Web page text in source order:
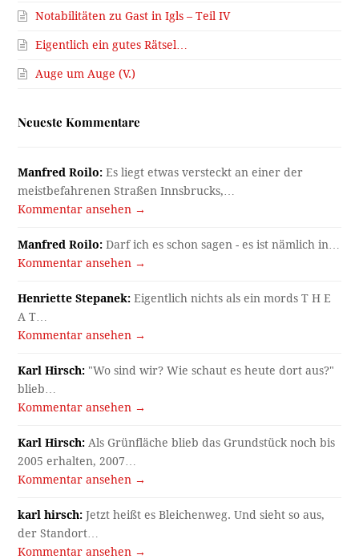
Notabilitäten zu Gast in Igls – Teil IV
Eigentlich ein gutes Rätsel…
Auge um Auge (V.)
Neueste Kommentare
Manfred Roilo: Es liegt etwas versteckt an einer der
meistbefahrenen Straßen Innsbrucks,…
Kommentar ansehen →
Manfred Roilo: Darf ich es schon sagen - es ist nämlich in…
Kommentar ansehen →
Henriette Stepanek: Eigentlich nichts als ein mords T H E
A T…
Kommentar ansehen →
Karl Hirsch: "Wo sind wir? Wie schaut es heute dort aus?"
blieb…
Kommentar ansehen →
Karl Hirsch: Als Grünfläche blieb das Grundstück noch bis
2005 erhalten, 2007…
Kommentar ansehen →
karl hirsch: Jetzt heißt es Bleichenweg. Und sieht so aus,
der Standort…
Kommentar ansehen →